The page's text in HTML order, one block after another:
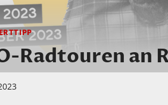
Radtouren an